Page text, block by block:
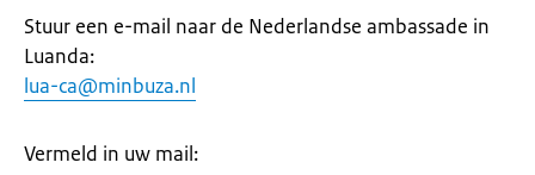
Stuur een e-mail naar de Nederlandse ambassade in
Luanda:
lua-ca@minbuza.nl
Vermeld in uw mail: